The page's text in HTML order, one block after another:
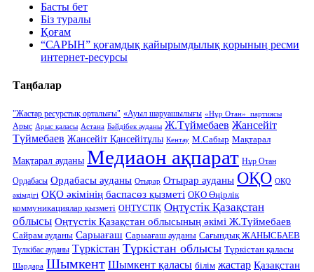
Басты бет
Біз туралы
Қоғам
“САРЫН” қоғамдық қайырымдылық қорының ресми
интернет-ресурсы
Таңбалар
"Жастар ресурстық орталығы" «Ауыл шаруашылығы «Нұр Отан» партиясы
Арыс Арыс қаласы Астана Бәйдібек ауданы Ж.Түймебаев Жансейіт
Түймебаев Жансейіт Қансейітұлы Кентау М.Сабыр Мақтарал
Мақтарал ауданы Медиаон ақпарат Нұр Отан
Ордабасы Ордабасы ауданы Отырар Отырар ауданы ОҚО ОҚО
әкімдігі ОҚО әкімінің баспасөз қызметі ОҚО Өңірлік
коммуникациялар қызметі ОҢТҮСТІК Оңтүстік Қазақстан
облысы Оңтүстік Қазақстан облысының әкімі Ж.Түймебаев
Сайрам ауданы Сарыағаш Сарыағаш ауданы Сағындық ЖАНЫСБАЕВ
Түлкібас ауданы Түркістан Түркістан облысы Түркістан қаласы
Шардара Шымкент Шымкент қаласы білім жастар Қазақстан